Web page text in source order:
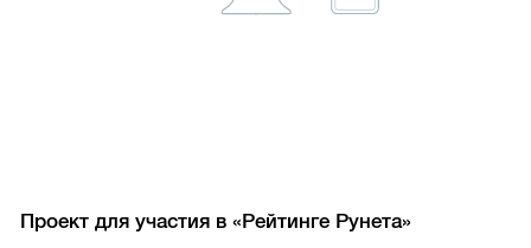
Проект для участия в «Рейтинге Рунета»